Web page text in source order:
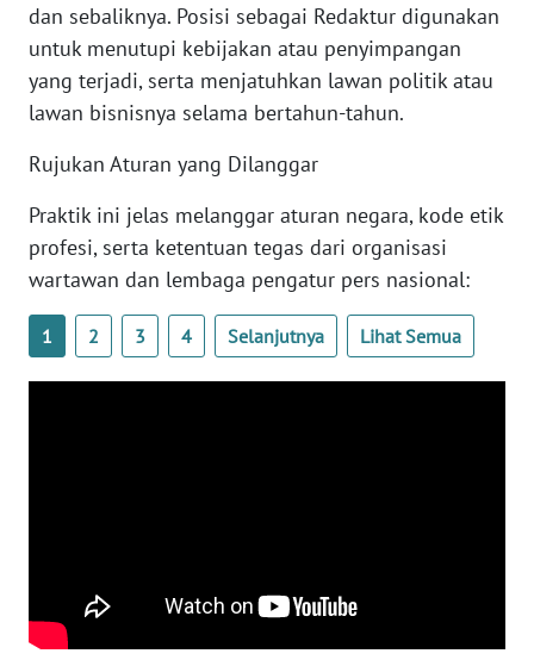
dan sebaliknya. Posisi sebagai Redaktur digunakan
untuk menutupi kebijakan atau penyimpangan
yang terjadi, serta menjatuhkan lawan politik atau
lawan bisnisnya selama bertahun-tahun.
Rujukan Aturan yang Dilanggar
Praktik ini jelas melanggar aturan negara, kode etik
profesi, serta ketentuan tegas dari organisasi
wartawan dan lembaga pengatur pers nasional:
1 2 3 4 Selanjutnya Lihat Semua
WN
SULBAR
WN
SUMBAR
WN
SUMSEL
WN